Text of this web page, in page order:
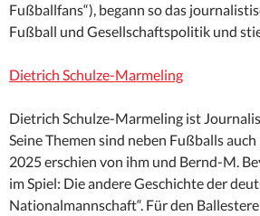
Fußballfans“), begann so das
Fußball und Gesellschaftspolitik und
Dietrich Schulze-Marmeling
Dietrich Schulze-Marmeling ist
Seine Themen sind neben Fußballs
2025 erschien von ihm und Bernd-M.
im Spiel: Die andere Geschichte der
Nationalmannschaft“. Für den